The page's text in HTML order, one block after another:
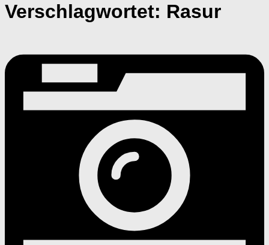
Verschlagwortet: Rasur